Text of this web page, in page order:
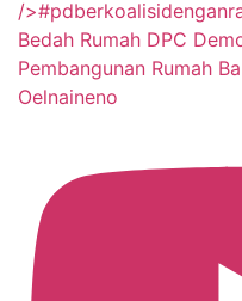
Bedah Rumah DPC
Pembangunan Rumah
Oelnaineno